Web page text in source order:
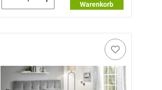
Warenkorb